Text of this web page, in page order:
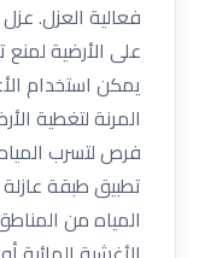
فعالية العزل.
على الأرضية
يمكن استخدام
المرنة لتغطية
فرص لتسرب
تطبيق طبقة
المياه من